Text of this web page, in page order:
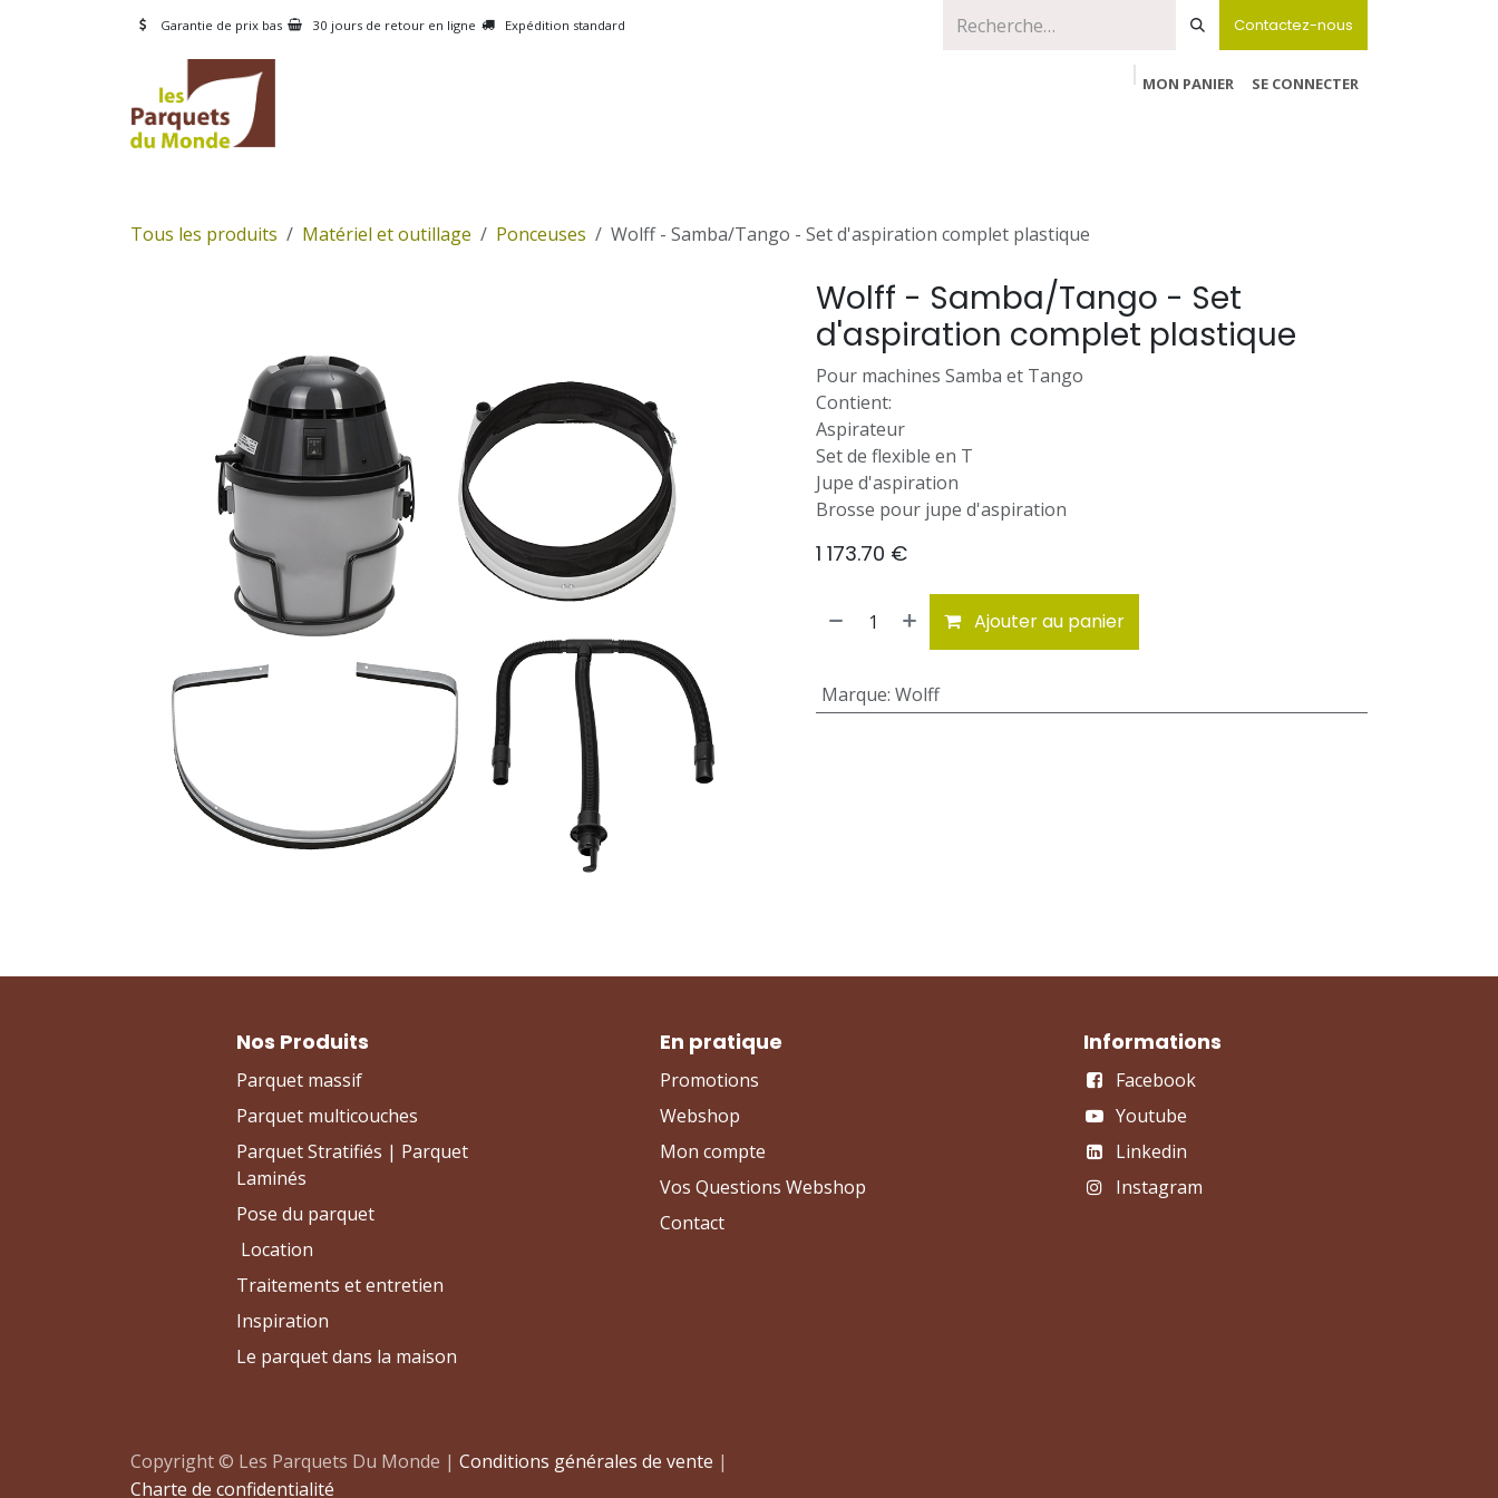
Se rendre au contenu
Garantie de prix bas 30 jours de retour en ligne Expédition standard Contactez-nous
MON PANIER
SE CONNECTER
Tous les produits Matériel et outillage Ponceuses Wolff - Samba/Tango - Set d'aspiration complet plastique
Wolff - Samba/Tango - Set
d'aspiration complet plastique
Pour machines Samba et Tango
Contient:
Aspirateur
Set de flexible en T
Jupe d'aspiration
Brosse pour jupe d'aspiration
1 173.70 €
Ajouter au panier
Marque: Wolff
Nos Produits
Parquet massif
Parquet multicouches
Parquet Stratifiés | Parquet
Laminés
Pose du parquet
Location
Traitements et entretien
Inspiration
Le parquet dans la maison
En pratique
Promotions
Webshop
Mon compte
Vos Questions Webshop
Contact
Informations
Facebook
Youtube
Linkedin
Instagram
Copyright © Les Parquets Du Monde | Conditions générales de vente |
Charte de confidentialité